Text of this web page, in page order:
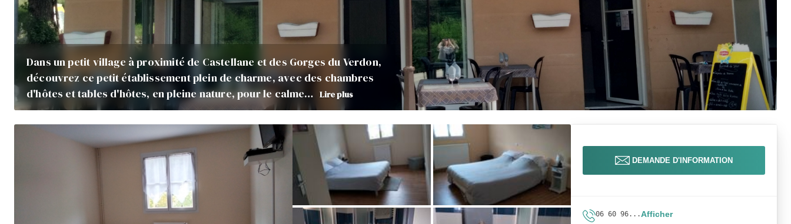
Dans un petit village à proximité de Castellane et des Gorges du Verdon,
découvrez ce petit établissement plein de charme, avec des chambres
d'hôtes et tables d'hôtes, en pleine nature, pour le calme… Lire plus
DEMANDE D'INFORMATION
06 60 96...Afficher